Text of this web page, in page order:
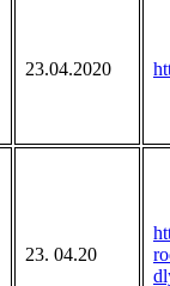
23.04.2020
23. 04.20